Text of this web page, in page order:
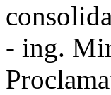
- ing.